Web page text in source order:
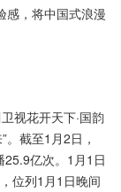
感，将中国式浪漫
视花开天下·国韵
截至1月2日，
25.9亿次。1月1日
位列1月1日晚间